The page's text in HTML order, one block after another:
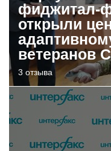
фиджитал-
открыли
ветеранов
3 отзыва